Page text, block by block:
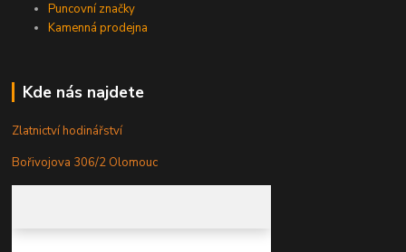
Puncovní značky
Kamenná prodejna
Kde nás najdete
Zlatnictví hodinářství
Bořivojova 306/2 Olomouc